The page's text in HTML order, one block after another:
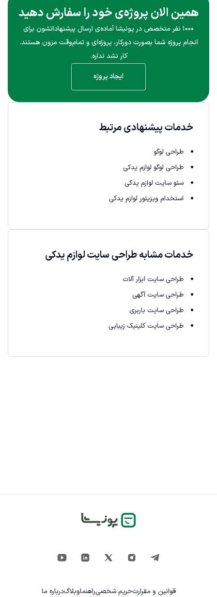
همین الان پروژه‌ی خود را سفارش دهید
۱۰۰۰ نفر متخصص در پونیشا آماده‌ی ارسال پیشنهاداتشون برای
انجام پروژه شما بصورت دورکار، پروژه‌ای و تمام‌وقت مزون هستند.
کار نشد نداره.
ایجاد پروژه
خدمات مشابه طراحی سایت لوازم یدکی
طراحی سایت ابزار آلات
طراحی سایت آگهی
طراحی سایت باربری
طراحی سایت کلینیک زیبایی
خدمات پیشنهادی مرتبط
طراحی لوگو
طراحی لوگو لوازم یدکی
سئو سایت لوازم یدکی
استخدام ویزیتور لوازم یدکی
قوانین و مقرارتحریم شخصیراهنماوبلاگدرباره ما